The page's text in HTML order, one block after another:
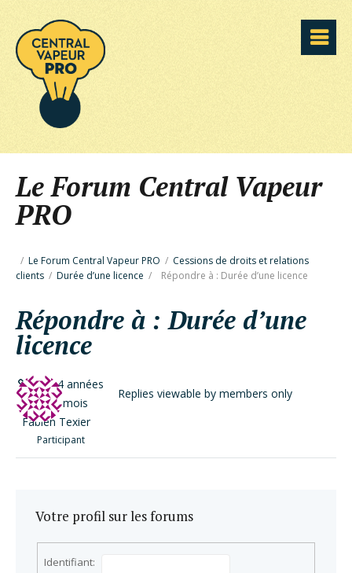
Le Forum Central Vapeur
PRO
/ Le Forum Central Vapeur PRO / Cessions de droits et relations
clients / Durée d’une licence / Répondre à : Durée d’une licence
Répondre à : Durée d’une
licence
il y a 4 années
et 10 mois
Fabien Texier
Participant
Replies viewable by members only
Votre profil sur les forums
Identifiant: